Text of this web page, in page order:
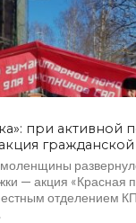
при активной
— акция «Красная
отделением